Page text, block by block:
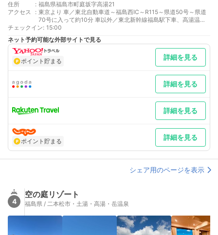
住所 : 福島県福島市町庭坂字高湯21
アクセス
: 東京より 車／東北自動車道～福島西IC～R115～県道50号～県道
70号に入って約10分 車以外／東北新幹線福島駅下車、高湯温泉
行バスで高湯下車
最寄り駅１ 福島
補足 車／駐車場は25台まで駐車可能。～市営バスをご利用のお客
様へバスのご案内～福島駅西口始発21番線のりばから「高湯温泉
行き」へ。平日13:38発 安達屋前14:10の到着となります。
チェックイン: 15:00
ネット予約可能な外部サイトで見る
ポイント貯まる 詳細を見る
詳細を見る
詳細を見る
ポイント貯まる 詳細を見る
シェア用のページを表示
4
空の庭リゾート
福島県 / 二本松市・土湯・高湯・岳温泉